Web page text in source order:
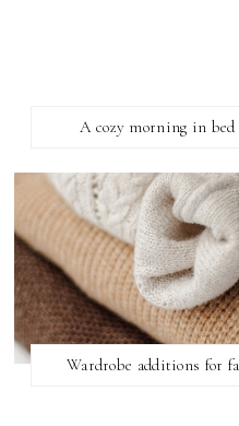
A cozy morning in bed
Wardrobe additions for